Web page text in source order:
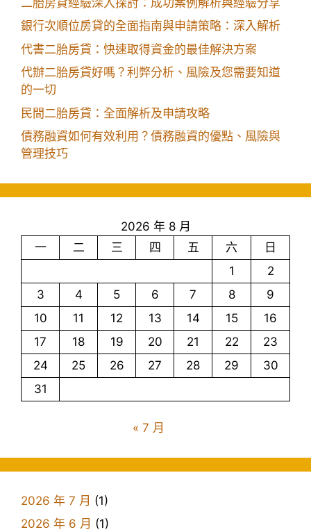
銀行次順位房貸的全面指南與申請策略：深入解析
代書二胎房貸：快速取得資金的最佳解決方案
代辦二胎房貸好嗎？利弊分析、風險及您需要知道
的一切
民間二胎房貸：全面解析及申請攻略
債務融資如何有效利用？債務融資的優點、風險與
管理技巧
2026 年 8 月
一
二 三 四 五 六
日
1
2
3
4 5 6 7 8
9
10
11 12 13 14 15
16
17
18 19 20 21 22
23
24
25 26 27 28 29
30
31
« 7 月
2026 年 7 月 (1)
2026 年 6 月 (1)